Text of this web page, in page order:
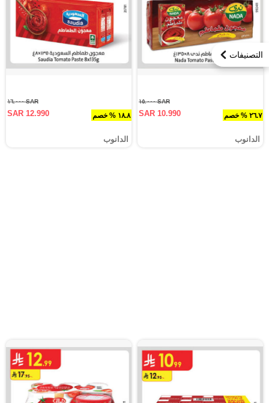
التصنيفات
٢٦.٧ % خصم
SAR ١٥.٠٠٠
SAR 10.990
الدانوب
١٨.٨ % خصم
SAR ١٦.٠٠٠
SAR 12.990
الدانوب